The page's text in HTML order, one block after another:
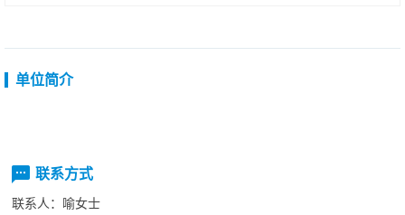
单位简介
联系方式
联系人： 喻女士